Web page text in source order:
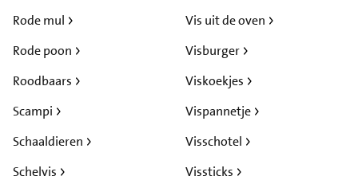
Rode mul
Rode poon
Roodbaars
Scampi
Schaaldieren
Schelvis
Vis uit de oven
Visburger
Viskoekjes
Vispannetje
Visschotel
Vissticks